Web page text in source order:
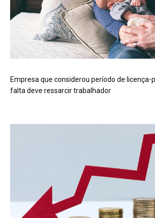
Empresa que considerou período de
falta deve ressarcir trabalhador